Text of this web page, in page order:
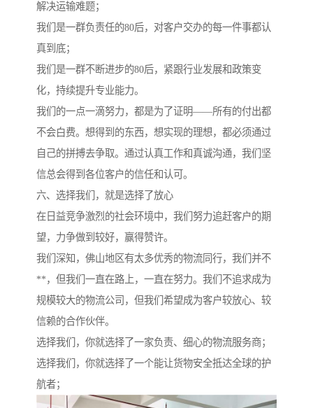
解决运输难题；
我们是一群负责任的80后，对客户交办的每一件事都认
真到底；
我们是一群不断进步的80后，紧跟行业发展和政策变
化，持续提升专业能力。
我们的一点一滴努力，都是为了证明——所有的付出都
不会白费。想得到的东西，想实现的理想，都必须通过
自己的拼搏去争取。通过认真工作和真诚沟通，我们坚
信总会得到各位客户的信任和认可。
六、选择我们，就是选择了放心
在日益竞争激烈的社会环境中，我们努力追赶客户的期
望，力争做到较好，赢得赞许。
我们深知，佛山地区有太多优秀的物流同行，我们并不
**，但我们一直在路上，一直在努力。我们不追求成为
规模较大的物流公司，但我们希望成为客户较放心、较
信赖的合作伙伴。
选择我们，你就选择了一家负责、细心的物流服务商；
选择我们，你就选择了一个能让货物安全抵达全球的护
航者；